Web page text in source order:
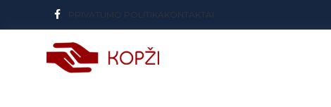
PRIVATUMO POLITIKA KONTAKTAI